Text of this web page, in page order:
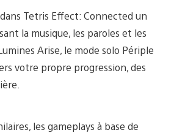
Tetris Effect: Connected un
la musique, les paroles et les
Arise, le mode solo Périple
votre propre progression, des
les gameplays à base de